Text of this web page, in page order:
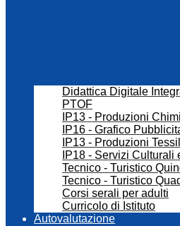
Didattica Digitale
PTOF
IP13 - Produzioni
IP16 - Grafico
IP13 - Produzioni
IP18 - Servizi
Tecnico - Turistico
Tecnico - Turistico
Corsi serali per adulti
Curricolo di Istituto
Autovalutazione